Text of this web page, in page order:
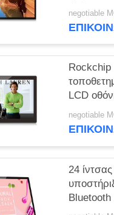
εισόδου
negotiable
Rockchip
LCD
negotiable
24
Bluetooth